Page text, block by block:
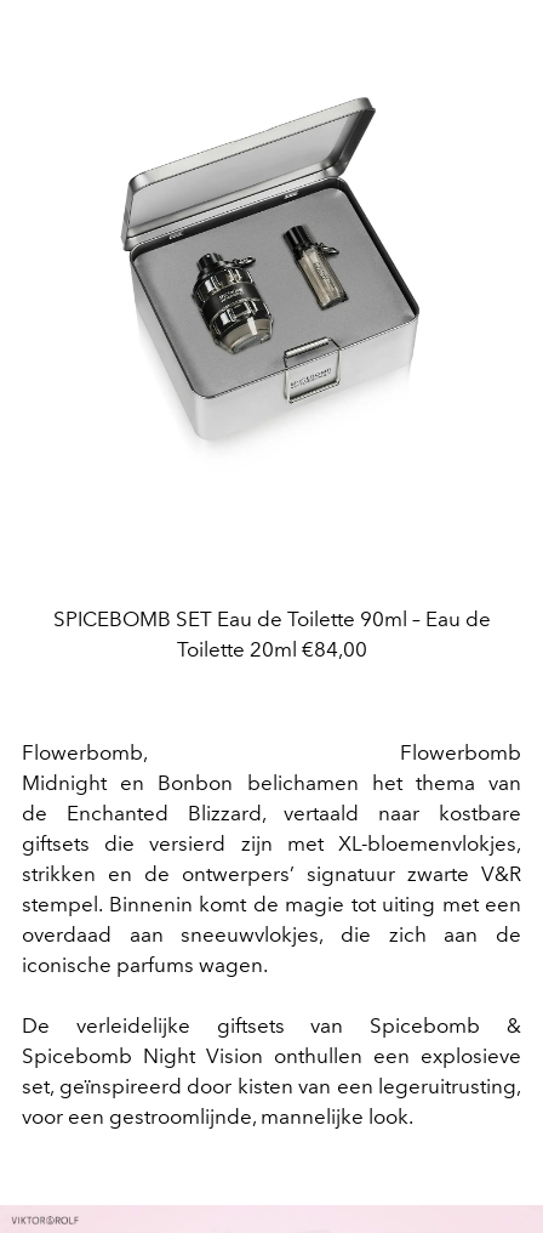
SPICEBOMB SET Eau de Toilette 90ml – Eau de
Toilette 20ml €84,00
Flowerbomb, Flowerbomb
Midnight en Bonbon belichamen het thema van
de Enchanted Blizzard, vertaald naar kostbare
giftsets die versierd zijn met XL-bloemenvlokjes,
strikken en de ontwerpers’ signatuur zwarte V&R
stempel. Binnenin komt de magie tot uiting met een
overdaad aan sneeuwvlokjes, die zich aan de
iconische parfums wagen.
De verleidelijke giftsets van Spicebomb &
Spicebomb Night Vision onthullen een explosieve
set, geïnspireerd door kisten van een legeruitrusting,
voor een gestroomlijnde, mannelijke look.